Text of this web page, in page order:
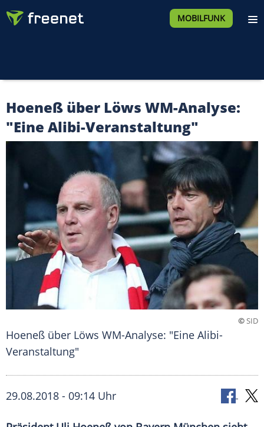
MOBILFUNK
Hoeneß über Löws WM-Analyse:
"Eine Alibi-Veranstaltung"
©SID
Hoeneß über Löws WM-Analyse: "Eine Alibi-
Veranstaltung"
29.08.2018 - 09:14 Uhr